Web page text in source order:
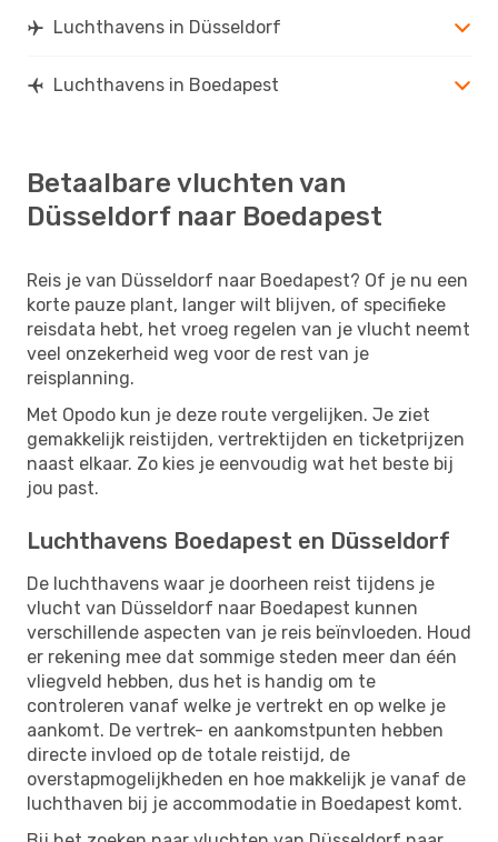
Luchthavens in Düsseldorf
Luchthavens in Boedapest
Betaalbare vluchten van
Düsseldorf naar Boedapest
Reis je van Düsseldorf naar Boedapest? Of je nu een
korte pauze plant, langer wilt blijven, of specifieke
reisdata hebt, het vroeg regelen van je vlucht neemt
veel onzekerheid weg voor de rest van je
reisplanning.
Met Opodo kun je deze route vergelijken. Je ziet
gemakkelijk reistijden, vertrektijden en ticketprijzen
naast elkaar. Zo kies je eenvoudig wat het beste bij
jou past.
Luchthavens Boedapest en Düsseldorf
De luchthavens waar je doorheen reist tijdens je
vlucht van Düsseldorf naar Boedapest kunnen
verschillende aspecten van je reis beïnvloeden. Houd
er rekening mee dat sommige steden meer dan één
vliegveld hebben, dus het is handig om te
controleren vanaf welke je vertrekt en op welke je
aankomt. De vertrek- en aankomstpunten hebben
directe invloed op de totale reistijd, de
overstapmogelijkheden en hoe makkelijk je vanaf de
luchthaven bij je accommodatie in Boedapest komt.